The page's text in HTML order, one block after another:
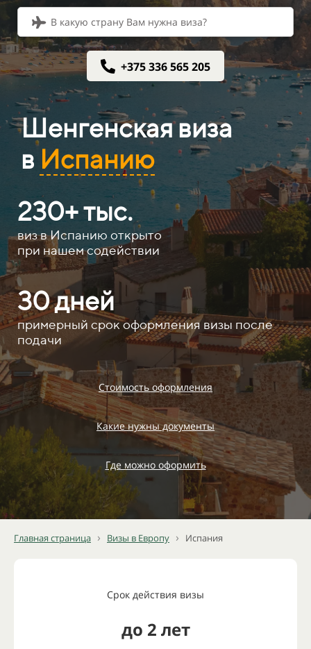
В какую страну Вам нужна виза?
+375 336 565 205
Шенгенская виза
в Испанию
230+ тыс.​​​​
виз в Испанию открыто
при нашем содействии
30 дней
примерный срок оформления визы после
подачи
Стоимость оформления
Какие нужны документы
Где можно оформить
Главная страница › Визы в Европу › Испания
Срок действия визы
до 2 лет